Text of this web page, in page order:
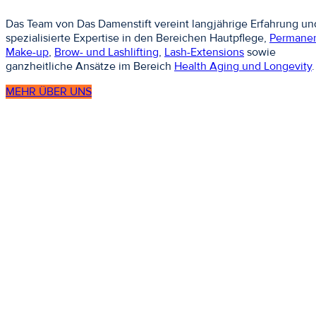
Das Team von Das Damenstift vereint langjährige Erfahrung
spezialisierte Expertise in den Bereichen Hautpflege,
Make-up, Brow- und Lashlifting, Lash-Extensions sowie
ganzheitliche Ansätze im Bereich Health Aging und Longevity.
MEHR ÜBER UNS